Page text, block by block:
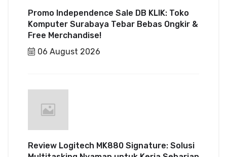
Promo Independence Sale DB KLIK: Toko
Komputer Surabaya Tebar Bebas Ongkir &
Free Merchandise!
06 August 2026
Review Logitech MK880 Signature: Solusi